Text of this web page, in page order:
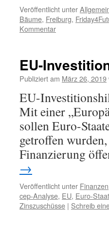
Veröffentlicht unter
Bäume, Freiburg,
Kommentar
EU-
Publiziert am März 26, 2019
EU-
Mit einer
sollen Euro-
getroffen
Finanzierung
→
Veröffentlicht unter Finanzen
cep-Analyse, EU, Euro-
Zinszuschüsse | Schreib